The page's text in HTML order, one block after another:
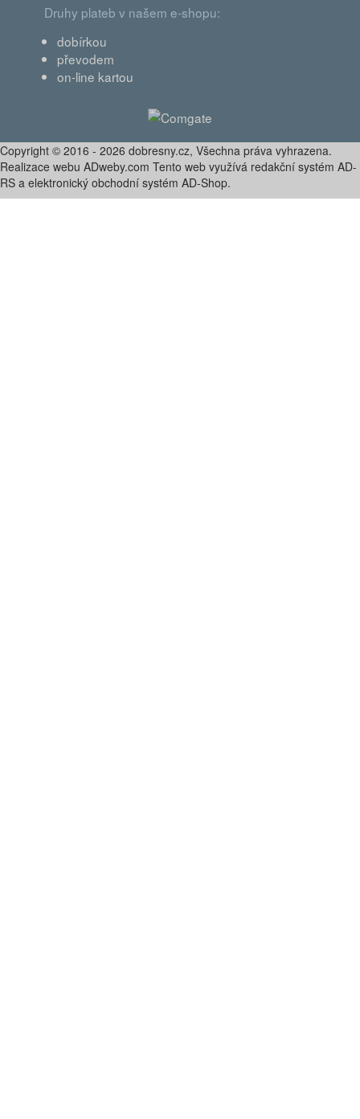
Druhy plateb v našem e-shopu:
dobírkou
převodem
on-line kartou
Copyright © 2016 - 2026 dobresny.cz, Všechna práva vyhrazena.
Realizace webu ADweby.com Tento web využívá redakční systém AD-
RS a elektronický obchodní systém AD-Shop.